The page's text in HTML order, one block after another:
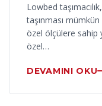
Lowbed
taşınması
özel ölçülere sahip
özel…
DEVAMINI OKU